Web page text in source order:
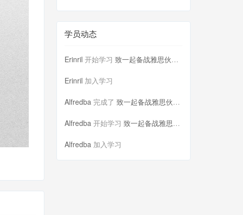
学员动态
Erinril 开始学习 致一起备战雅思伙伴们的一封信
Erinril 加入学习
Alfredba 完成了 致一起备战雅思伙伴们的一封信
Alfredba 开始学习 致一起备战雅思伙伴们的一封信
Alfredba 加入学习